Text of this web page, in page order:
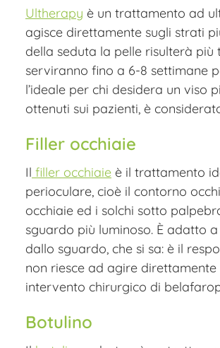
Ultherapy è un trattamento ad
agisce direttamente sugli strati
della seduta la pelle risulterà
serviranno fino a 6-8 settimane
l’ideale per chi desidera un viso
ottenuti sui pazienti, è
Filler occhiaie
Il filler occhiaie è il trattamento
perioculare, cioè il contorno
occhiaie ed i solchi sotto
sguardo più luminoso. È adatto
dallo sguardo, che si sa: è il
non riesce ad agire
intervento chirurgico di
Botulino